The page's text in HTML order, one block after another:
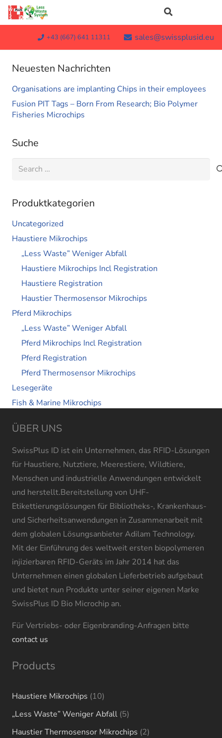
+43 (667) 641 11311 sales@swissplusid.eu
Neuesten Nachrichten
Organisations are implanting Chips in their employees
Fusion PIT Tags – Born From Research; Bio Polymer
Fisheries Microchips
Suche
Search
Produktkategorien
Uncategorized
Haustiere Mikrochips
„Less Waste” Weniger Abfall
Haustiere Mikrochips Incl Registration
Haustiere Registration
Haustier Thermosensor Mikrochips
Pferd Mikrochips
„Less Waste” Weniger Abfall
Pferd Mikrochips Incl Registration
Pferd Registration
Pferd Thermosensor Mikrochips
Lesegeräte
Fish & Marine Mikrochips
ÜBER UNS
SwissPlus ID ist ein Unternehmen, das RFID-Lösungen
für Haustiere, Nutztiere, Meerestiere, Wildtiere,
Menschen und industrielle Anwendungen entwickelt
und herstellt.Bereitstellung von UHF-
Etikettierungslösungen für Bibliotheks-, Krankenhaus-
und Sicherheitsanwendungen in Zusammenarbeit mit
dem globalen Lösungsanbieter Adilam Technology.
Mit der Einführung des weltweit ersten biopolymeren
injizierbaren RFID-Geräts im Jahr 2014 hat das
Unternehmen einen globalen Lieferbetrieb aufgebaut
und bietet nun Produkte unter seiner eigenen Marke
SwissPlus ID Bio Microchip an.
Für Vertriebs- oder Eigenbranding-Anfragen bitte
contact us
Products
Haustiere Mikrochips 1010
products
„Less Waste” Weniger Abfall 55
products
Haustier Thermosensor Mikrochips 22